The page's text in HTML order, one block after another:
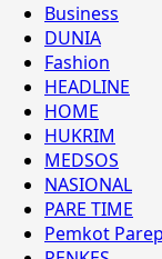
Business
DUNIA
Fashion
HEADLINE
HOME
HUKRIM
MEDSOS
NASIONAL
PARE TIME
Pemkot